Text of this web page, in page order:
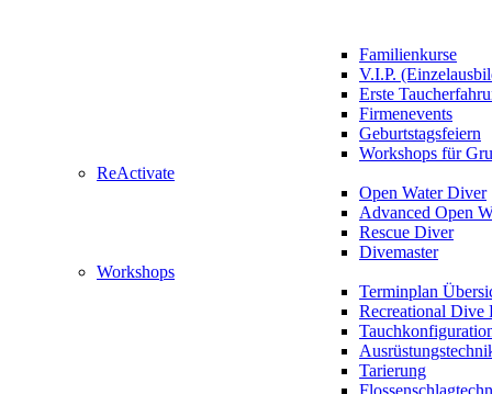
Familienkurse
V.I.P.
Erste
Firmenevents
Geburtstagsfeiern
Workshops für
ReActivate
Open Water Diver
Advanced Open
Rescue Diver
Divemaster
Workshops
Terminplan
Recreational Dive
Tarierung